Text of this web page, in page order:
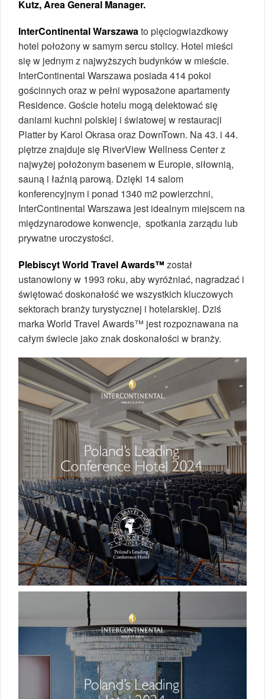
Kutz, Area General Manager.
InterContinental Warszawato pięciogwiazdkowy
hotel położony w samym sercu stolicy. Hotel mieści
się w jednym z najwyższych budynków w mieście.
InterContinental Warszawa posiada 414 pokoi
gościnnych oraz w pełni wyposażone apartamenty
Residence. Goście hotelu mogą delektować się
daniami kuchni polskiej i światowej w restauracji
Platter by Karol Okrasa oraz DownTown. Na 43. i 44.
piętrze znajduje się RiverView Wellness Center z
najwyżej położonym basenem w Europie, siłownią,
sauną i łaźnią parową. Dzięki 14 salom
konferencyjnym i ponad 1340 m2 powierzchni,
InterContinental Warszawa jest idealnym miejscem na
międzynarodowe konwencje, spotkania zarządu lub
prywatne uroczystości.
Plebiscyt World Travel Awards™ został
ustanowiony w 1993 roku, aby wyróżniać, nagradzać i
świętować doskonałość we wszystkich kluczowych
sektorach branży turystycznej i hotelarskiej. Dziś
marka World Travel Awards™ jest rozpoznawana na
całym świecie jako znak doskonałości w branży.